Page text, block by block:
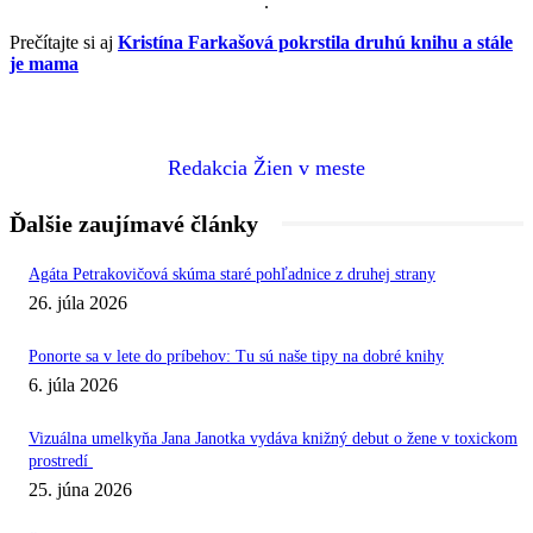
Prečítajte si aj Kristína Farkašová pokrstila druhú knihu a stále
je mama
Redakcia Žien v meste
Ďalšie zaujímavé články
Agáta Petrakovičová skúma staré pohľadnice z druhej strany
26. júla 2026
Ponorte sa v lete do príbehov: Tu sú naše tipy na dobré knihy
6. júla 2026
Vizuálna umelkyňa Jana Janotka vydáva knižný debut o žene v toxickom
prostredí
25. júna 2026